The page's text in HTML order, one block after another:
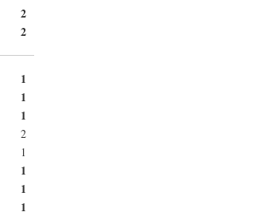
2
2
1
1
1
2
1
1
1
1